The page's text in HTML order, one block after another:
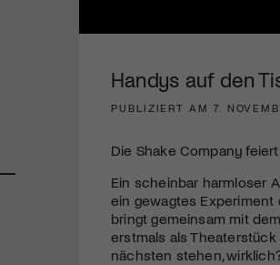
Handys auf den
PUBLIZIERT AM 7.
Die Shake Company
Ein scheinbar harmloser
ein gewagtes
bringt gemeinsam mit
erstmals als
nächsten stehen,
Jetzt